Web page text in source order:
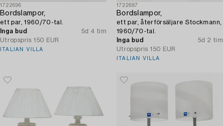
1722696
Bordslampor,
ett par, 1960/70-tal.
Inga bud
5d 4 tim
Utropspris 150 EUR
ITALIAN VILLA
1722697
Bordslampor,
ett par, återförsäljare Stockmann,
1960/70-tal.
Inga bud
5d 2 tim
Utropspris 150 EUR
ITALIAN VILLA